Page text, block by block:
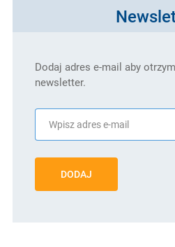
Dodaj adres e-mail aby
newsletter.
DODAJ